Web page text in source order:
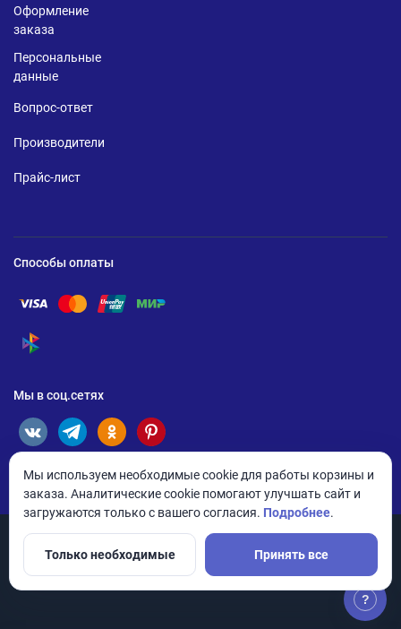
Оформление
заказа
Персональные
данные
Вопрос-ответ
Производители
Прайс-лист
Способы оплаты
Помощь по оплате Visa
Помощь по оплате Mastercard
Помощь по оплате UnionPay
Помощь по оплате Мир
Помощь по оплате СБП
Мы в соц.сетях
© 2026 ANDPRO / ООО «АНД-Системс»
?
Мы используем необходимые cookie для работы корзины и
заказа. Аналитические cookie помогают улучшать сайт и
загружаются только с вашего согласия. Подробнее.
Только необходимые Принять все